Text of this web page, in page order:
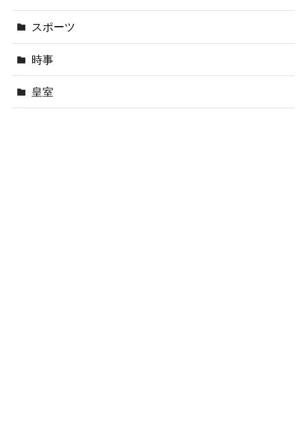
スポーツ
時事
皇室